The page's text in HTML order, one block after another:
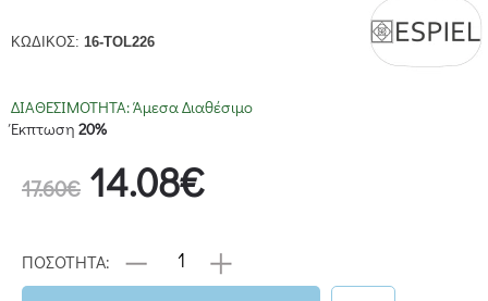
ΚΩΔΙΚΟΣ: 16-TOL226
ΔΙΑΘΕΣΙΜΟΤΗΤΑ:Άμεσα Διαθέσιμο
Έκπτωση 20%
17.60€ 14.08€
ΠΟΣΟΤΗΤΑ: